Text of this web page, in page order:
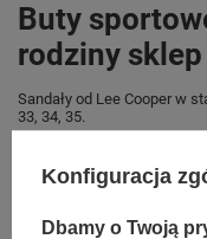
Buty
rodziny
Sandały od Lee Cooper w
33, 34, 35.
Sklep Butomania.pl to
Konfiguracja
Dbamy o Twoją